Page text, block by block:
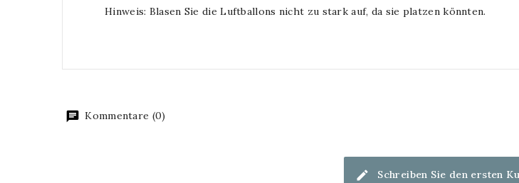
Hinweis: Blasen Sie die Luftballons nicht zu stark auf, da sie platzen könnten.
Kommentare (0)
Schreiben Sie den ersten